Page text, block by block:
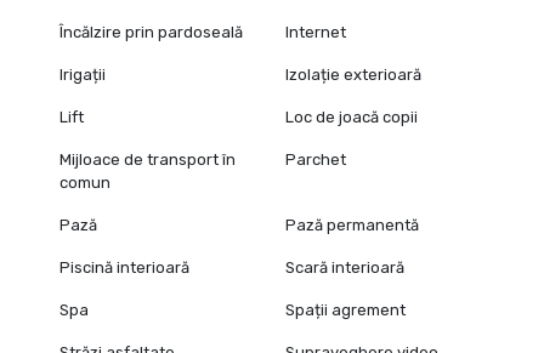
Încălzire prin pardoseală Internet
Irigații Izolație exterioară
Lift Loc de joacă copii
Mijloace de transport în
comun
Parchet
Pază Pază permanentă
Piscină interioară Scară interioară
Spa Spații agrement